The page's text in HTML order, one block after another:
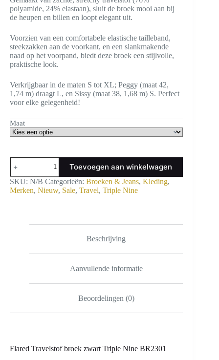
polyamide, 24% elastaan), sluit de broek mooi aan bij
de heupen en billen en loopt elegant uit.
Voorzien van een comfortabele elastische tailleband,
steekzakken aan de voorkant, en een slankmakende
naad op het voorpand, biedt deze broek een stijlvolle,
praktische look.
Verkrijgbaar in de maten S tot XL; Peggy (maat 42,
1,74 m) draagt L, en Sissy (maat 38, 1,68 m) S. Perfect
voor elke gelegenheid!
Maat
Flared
Travelstof
broek
zwart
Triple
Toevoegen aan winkelwagen
SKU: N/B Categorieën: Broeken & Jeans, Kleding,
Merken, Nieuw, Sale, Travel, Triple Nine
Beschrijving
Aanvullende informatie
Beoordelingen (0)
Flared Travelstof broek zwart Triple Nine BR2301